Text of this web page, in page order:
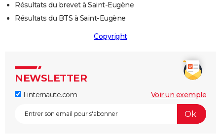
Résultats du brevet à Saint-Eugène
Résultats du BTS à Saint-Eugène
Copyright
NEWSLETTER
Linternaute.com Voir un exemple